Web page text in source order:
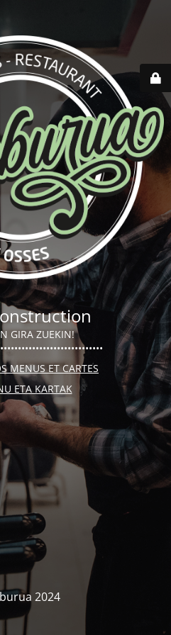
GIRA ZUEKIN!
MENUS ET CARTES
ETA KARTAK
2024